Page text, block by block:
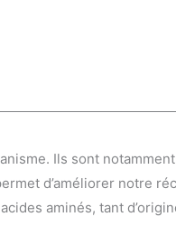
Ils sont
d’améliorer notre
aminés, tant